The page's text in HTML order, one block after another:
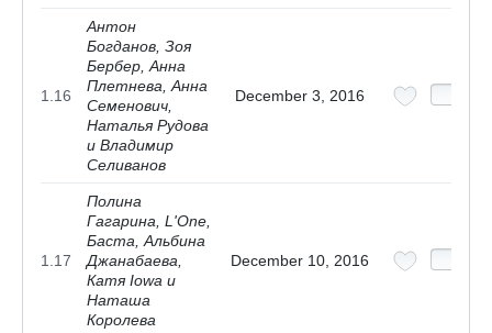
1.16
Антон
Богданов, Зоя
Бербер, Анна
Плетнева, Анна
Семенович,
Наталья Рудова
и Владимир
Селиванов
December 3, 2016
1.17
Полина
Гагарина, L'One,
Баста, Альбина
Джанабаева,
Катя Iowa и
Наташа
Королева
December 10, 2016